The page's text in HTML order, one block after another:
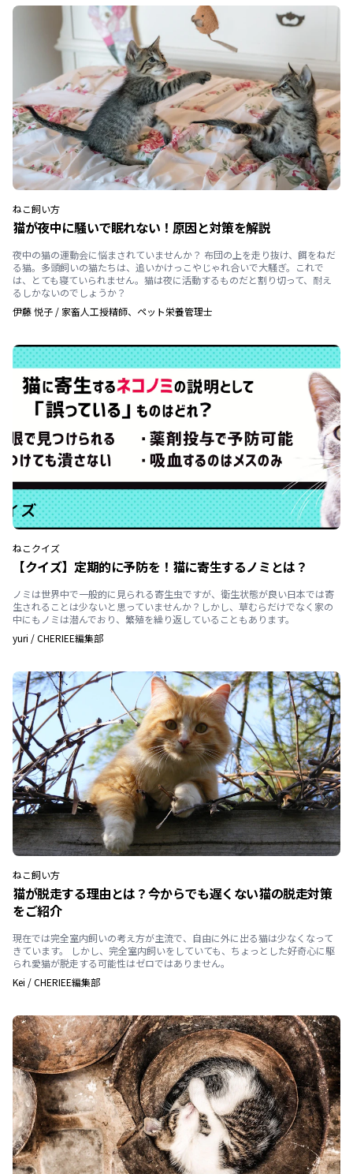
ねこ飼い方
猫が夜中に騒いで眠れない！原因と対策を解説
夜中の猫の運動会に悩まされていませんか？ 布団の上を走り抜け、餌をねだ
る猫。多頭飼いの猫たちは、追いかけっこやじゃれ合いで大騒ぎ。これで
は、とても寝ていられません。猫は夜に活動するものだと割り切って、耐え
るしかないのでしょうか？
伊藤 悦子 / 家畜人工授精師、ペット栄養管理士
ねこクイズ
【クイズ】定期的に予防を！猫に寄生するノミとは？
ノミは世界中で一般的に見られる寄生虫ですが、衛生状態が良い日本では寄
生されることは少ないと思っていませんか？しかし、草むらだけでなく家の
中にもノミは潜んでおり、繁殖を繰り返していることもあります。
yuri /CHERIEE編集部
ねこ飼い方
猫が脱走する理由とは？今からでも遅くない猫の脱走対策
をご紹介
現在では完全室内飼いの考え方が主流で、自由に外に出る猫は少なくなって
きています。 しかし、完全室内飼いをしていても、ちょっとした好奇心に駆
られ愛猫が脱走する可能性はゼロではありません。
Kei /CHERIEE編集部